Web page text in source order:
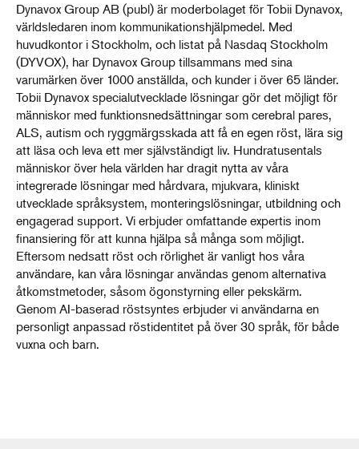
Dynavox Group AB (publ) är moderbolaget för Tobii Dynavox,
världsledaren inom kommunikationshjälpmedel. Med
huvudkontor i Stockholm, och listat på Nasdaq Stockholm
(DYVOX), har Dynavox Group tillsammans med sina
varumärken över 1000 anställda, och kunder i över 65 länder.
Tobii Dynavox specialutvecklade lösningar gör det möjligt för
människor med funktionsnedsättningar som cerebral pares,
ALS, autism och ryggmärgsskada att få en egen röst, lära sig
att läsa och leva ett mer självständigt liv. Hundratusentals
människor över hela världen har dragit nytta av våra
integrerade lösningar med hårdvara, mjukvara, kliniskt
utvecklade språksystem, monteringslösningar, utbildning och
engagerad support. Vi erbjuder omfattande expertis inom
finansiering för att kunna hjälpa så många som möjligt.
Eftersom nedsatt röst och rörlighet är vanligt hos våra
användare, kan våra lösningar användas genom alternativa
åtkomstmetoder, såsom ögonstyrning eller pekskärm.
Genom AI-baserad röstsyntes erbjuder vi användarna en
personligt anpassad röstidentitet på över 30 språk, för både
vuxna och barn.